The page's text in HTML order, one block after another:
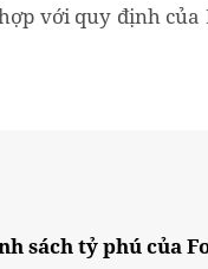
với quy định
sách tỷ phú của